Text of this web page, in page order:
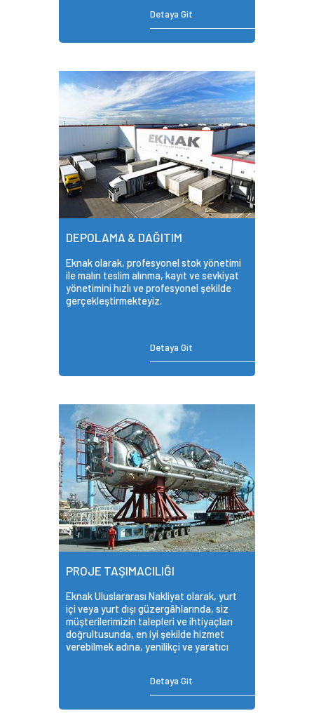
Detaya Git
DEPOLAMA & DAĞITIM
Eknak olarak, profesyonel stok yönetimi
ile malın teslim alınma, kayıt ve sevkiyat
yönetimini hızlı ve profesyonel şekilde
gerçekleştirmekteyiz.
Detaya Git
PROJE TAŞIMACILIĞI
Eknak Uluslararası Nakliyat olarak, yurt
içi veya yurt dışı güzergâhlarında, siz
müşterilerimizin talepleri ve ihtiyaçları
doğrultusunda, en iyi şekilde hizmet
verebilmek adına, yenilikçi ve yaratıcı
Detaya Git